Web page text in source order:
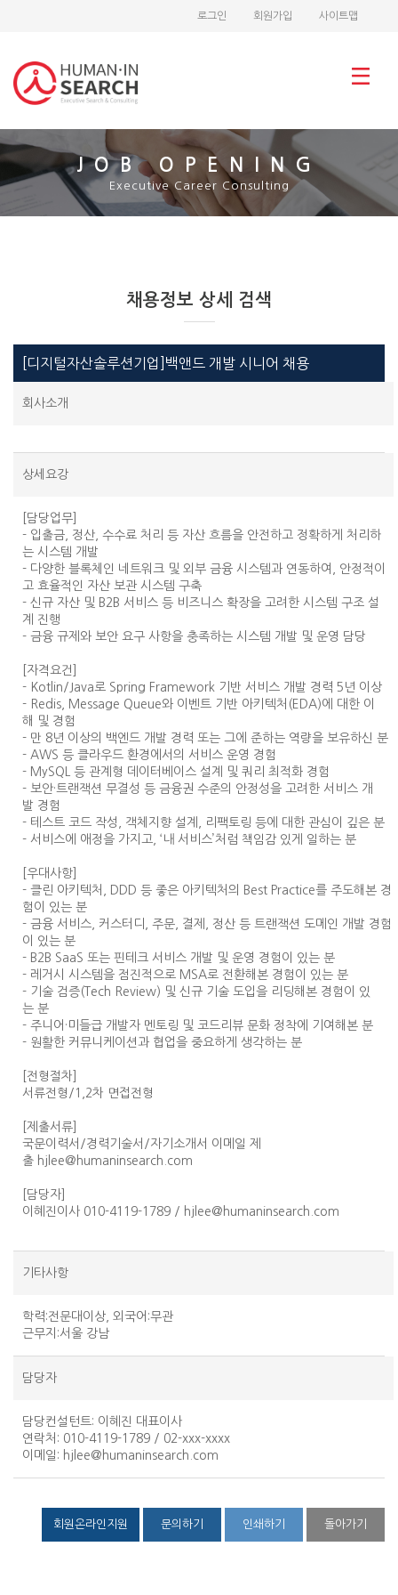
로그인 회원가입 사이트맵
JOB OPENING
Executive Career Consulting
채용정보 상세 검색
[디지털자산솔루션기업]백앤드 개발 시니어 채용
회사소개
상세요강
[담당업무]
- 입출금, 정산, 수수료 처리 등 자산 흐름을 안전하고 정확하게 처리하
는 시스템 개발
- 다양한 블록체인 네트워크 및 외부 금융 시스템과 연동하여, 안정적이
고 효율적인 자산 보관 시스템 구축
- 신규 자산 및 B2B 서비스 등 비즈니스 확장을 고려한 시스템 구조 설
계 진행
- 금융 규제와 보안 요구 사항을 충족하는 시스템 개발 및 운영 담당
[자격요건]
- Kotlin/Java로 Spring Framework 기반 서비스 개발 경력 5년 이상
- Redis, Message Queue와 이벤트 기반 아키텍처(EDA)에 대한 이
해 및 경험
- 만 8년 이상의 백엔드 개발 경력 또는 그에 준하는 역량을 보유하신 분
- AWS 등 클라우드 환경에서의 서비스 운영 경험
- MySQL 등 관계형 데이터베이스 설계 및 쿼리 최적화 경험
- 보안·트랜잭션 무결성 등 금융권 수준의 안정성을 고려한 서비스 개
발 경험
- 테스트 코드 작성, 객체지향 설계, 리팩토링 등에 대한 관심이 깊은 분
- 서비스에 애정을 가지고, ‘내 서비스’처럼 책임감 있게 일하는 분
[우대사항]
- 클린 아키텍처, DDD 등 좋은 아키텍처의 Best Practice를 주도해본 경
험이 있는 분
- 금융 서비스, 커스터디, 주문, 결제, 정산 등 트랜잭션 도메인 개발 경험
이 있는 분
- B2B SaaS 또는 핀테크 서비스 개발 및 운영 경험이 있는 분
- 레거시 시스템을 점진적으로 MSA로 전환해본 경험이 있는 분
- 기술 검증(Tech Review) 및 신규 기술 도입을 리딩해본 경험이 있
는 분
- 주니어·미들급 개발자 멘토링 및 코드리뷰 문화 정착에 기여해본 분
- 원활한 커뮤니케이션과 협업을 중요하게 생각하는 분
[전형절차]
서류전형/1,2차 면접전형
[제출서류]
국문이력서/경력기술서/자기소개서 이메일 제
출 hjlee@humaninsearch.com
[담당자]
이혜진이사 010-4119-1789 / hjlee@humaninsearch.com
기타사항
학력:전문대이상, 외국어:무관
근무지:서울 강남
담당자
담당컨설턴트: 이혜진 대표이사
연락처 : 010-4119-1789 / 02-xxx-xxxx
이메일 : hjlee@humaninsearch.com
회원온라인지원 문의하기 인쇄하기 돌아가기